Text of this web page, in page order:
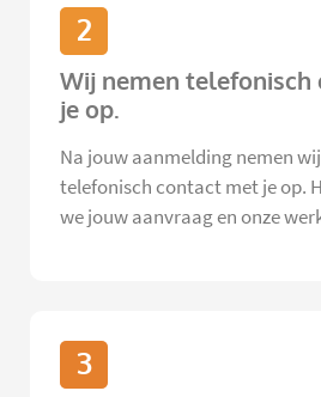
2
Wij nemen
je op.
Na jouw aanmelding nemen
telefonisch contact met je op.
we jouw aanvraag en onze
3